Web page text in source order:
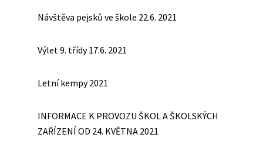
Návštěva pejsků ve škole 22.6. 2021
Výlet 9. třídy 17.6. 2021
Letní kempy 2021
INFORMACE K PROVOZU ŠKOL A ŠKOLSKÝCH
ZAŘÍZENÍ OD 24. KVĚTNA 2021